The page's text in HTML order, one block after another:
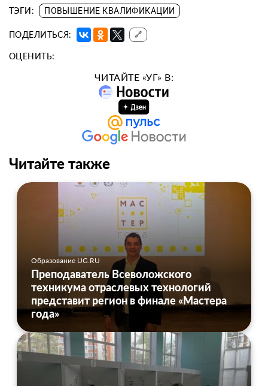
ТЭГИ: ПОВЫШЕНИЕ КВАЛИФИКАЦИИ
ПОДЕЛИТЬСЯ: 🔗
ОЦЕНИТЬ:
ЧИТАЙТЕ «УГ» В:
Читайте также
Образование UG.RU
Преподаватель Всеволожского
техникума отраслевых технологий
представит регион в финале «Мастера
года»